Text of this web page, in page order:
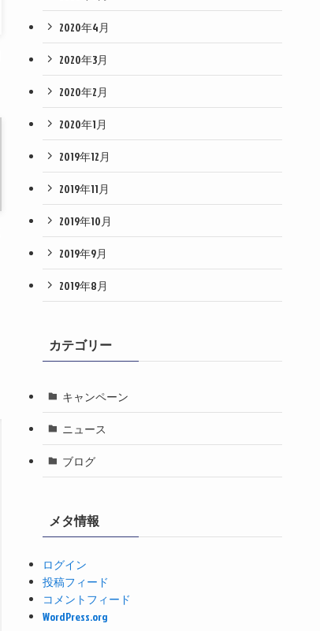
2020年4月
2020年3月
2020年2月
2020年1月
2019年12月
2019年11月
2019年10月
2019年9月
2019年8月
カテゴリー
キャンペーン
ニュース
ブログ
メタ情報
ログイン
投稿フィード
コメントフィード
WordPress.org